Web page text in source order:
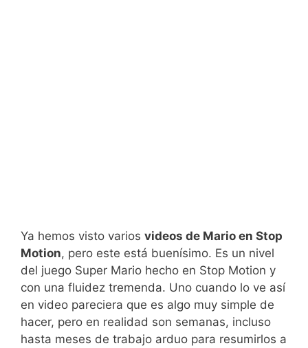
Ya hemos visto varios videos de Mario en Stop
Motion, pero este está buenísimo. Es un nivel
del juego Super Mario hecho en Stop Motion y
con una fluidez tremenda. Uno cuando lo ve así
en video pareciera que es algo muy simple de
hacer, pero en realidad son semanas, incluso
hasta meses de trabajo arduo para resumirlos a